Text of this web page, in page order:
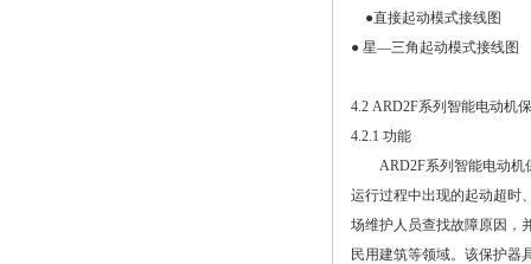
●直接起动模式接线图
● 星—三角起动模式接线图
4.2 ARD2F系列智能电动机
4.2.1 功能
ARD2F系列智能电动机保
运行过程中出现的起动超时
场维护人员查找故障原因，
民用建筑等领域。该保护器